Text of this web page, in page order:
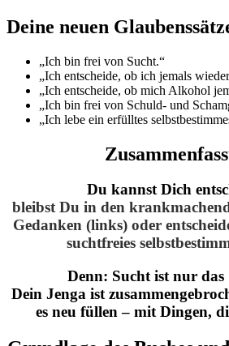
Deine neuen
„Ich bin frei von Sucht.“
„Ich entscheide, ob ich jemals
„Ich entscheide, ob mich Alkohol
„Ich bin frei von Schuld- und
„Ich lebe ein erfülltes
Du kannst Dich
bleibst Du in den
Gedanken (links) oder
suchtfreies
Denn: Sucht ist nur das
Dein Jenga ist
es neu füllen – mit Dingen,